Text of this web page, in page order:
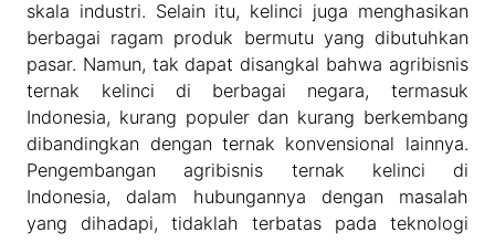
skala industri. Selain itu, kelinci juga menghasikan
berbagai ragam produk bermutu yang dibutuhkan
pasar. Namun, tak dapat disangkal bahwa agribisnis
ternak kelinci di berbagai negara, termasuk
Indonesia, kurang populer dan kurang berkembang
dibandingkan dengan ternak konvensional lainnya.
Pengembangan agribisnis ternak kelinci di
Indonesia, dalam hubungannya dengan masalah
yang dihadapi, tidaklah terbatas pada teknologi